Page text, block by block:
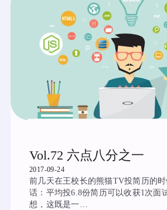
Vol.72 六点八分之一
2017-09-24
前几天在王校长的熊猫TV投简历的
话：平均投6.8份简历可以收获1次面
想，这既是一…